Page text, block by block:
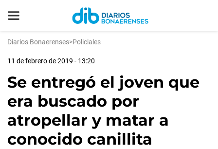
Diarios Bonaerenses>Policiales
11 de febrero de 2019 - 13:20
Se entregó el joven que
era buscado por
atropellar y matar a
conocido canillita